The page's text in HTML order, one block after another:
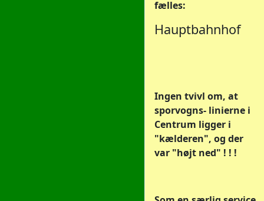
fælles:
Hauptbahnhof
Ingen tvivl om, at
sporvogns- linierne i
Centrum ligger i
"kælderen", og der
var "højt ned" ! ! !